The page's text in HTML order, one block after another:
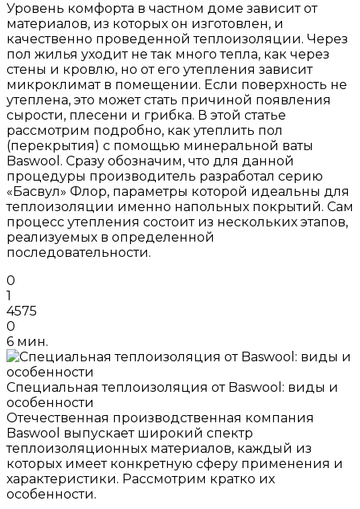
Уровень комфорта в частном доме зависит от
материалов, из которых он изготовлен, и
качественно проведенной теплоизоляции. Через
пол жилья уходит не так много тепла, как через
стены и кровлю, но от его утепления зависит
микроклимат в помещении. Если поверхность не
утеплена, это может стать причиной появления
сырости, плесени и грибка. В этой статье
рассмотрим подробно, как утеплить пол
(перекрытия) с помощью минеральной ваты
Baswool. Сразу обозначим, что для данной
процедуры производитель разработал серию
«Басвул» Флор, параметры которой идеальны для
теплоизоляции именно напольных покрытий. Сам
процесс утепления состоит из нескольких этапов,
реализуемых в определенной
последовательности.
0
1
4575
0
6 мин.
Специальная теплоизоляция от Baswool: виды и
особенности
Отечественная производственная компания
Baswool выпускает широкий спектр
теплоизоляционных материалов, каждый из
которых имеет конкретную сферу применения и
характеристики. Рассмотрим кратко их
особенности.